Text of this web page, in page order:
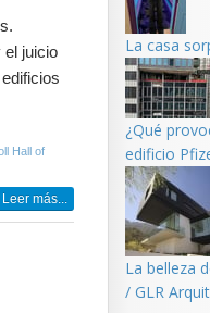
el juicio
Hall of
Leer más...
La casa
¿Qué
edificio
La belleza
/ GLR